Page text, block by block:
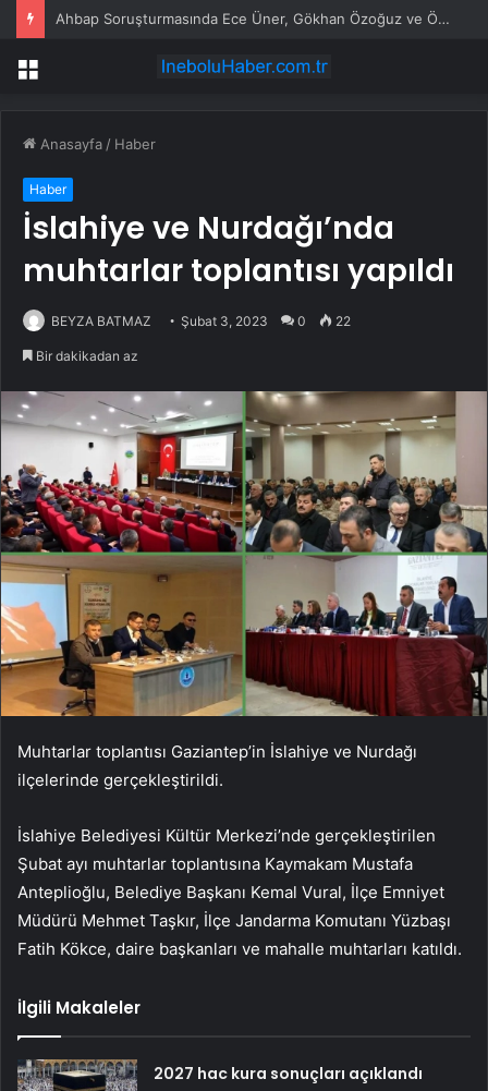
Ahbap Soruşturmasında Ece Üner, Gökhan Özoğuz ve Öykü Serter Tanık Olarak İfade Vermek Üzere Adliyeye Geldi
Menü
Anasayfa / Haber
Haber
İslahiye ve Nurdağı’nda
muhtarlar toplantısı yapıldı
BEYZA BATMAZ Şubat 3, 2023 0 22
Bir dakikadan az
Muhtarlar toplantısı Gaziantep’in İslahiye ve Nurdağı
ilçelerinde gerçekleştirildi.
İslahiye Belediyesi Kültür Merkezi’nde gerçekleştirilen
Şubat ayı muhtarlar toplantısına Kaymakam Mustafa
Anteplioğlu, Belediye Başkanı Kemal Vural, İlçe Emniyet
Müdürü Mehmet Taşkır, İlçe Jandarma Komutanı Yüzbaşı
Fatih Kökce, daire başkanları ve mahalle muhtarları katıldı.
İlgili Makaleler
2027 hac kura sonuçları açıklandı